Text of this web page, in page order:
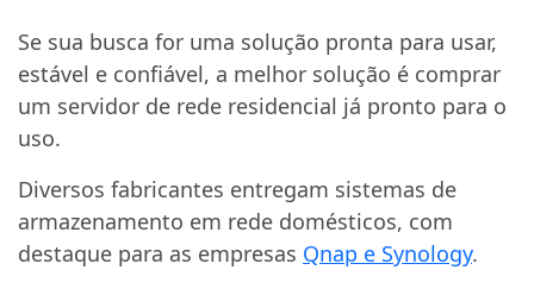
Se sua busca for uma solução pronta para usar,
estável e confiável, a melhor solução é comprar
um servidor de rede residencial já pronto para o
uso.
Diversos fabricantes entregam sistemas de
armazenamento em rede domésticos, com
destaque para as empresas Qnap e Synology.